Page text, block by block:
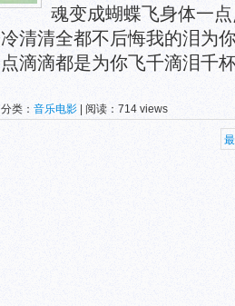
魂变成蝴蝶飞身体一
清清全都不后悔我的泪为
滴滴都是为你飞千滴泪千
类： 音乐电影 | 阅读：714 views